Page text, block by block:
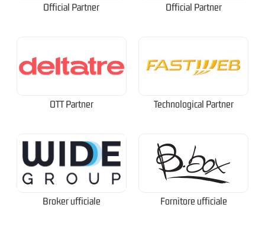
Official Partner Official Partner
OTT Partner Technological Partner
Broker ufficiale Fornitore ufficiale